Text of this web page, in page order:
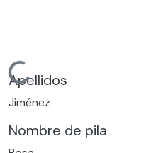
Cargando...
Apellidos
Jiménez
Nombre de pila